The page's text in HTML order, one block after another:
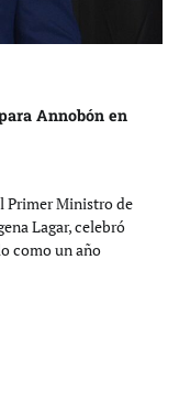
Annobón en
Primer Ministro de
Lagar, celebró
como un año